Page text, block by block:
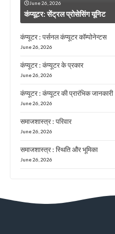
June 26, 2026
कंप्यूटर: सेंट्रल प्रोसेसिंग यूनिट
कंप्यूटर : पर्सनल कंप्यूटर कॉम्पोनेन्टस
June 26, 2026
कंप्यूटर : कंप्यूटर के प्रकार
June 26, 2026
कंप्यूटर : कंप्यूटर की प्रारंभिक जानकारी
June 26, 2026
समाजशास्त्र : परिवार
June 26, 2026
समाजशास्त्र : स्थिति और भूमिका
June 26, 2026